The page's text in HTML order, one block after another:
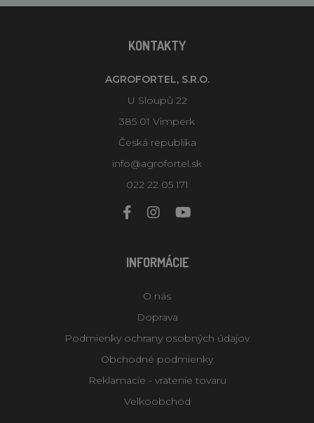
KONTAKTY
AGROFORTEL, S.R.O.
U Sloupů 22
385 01 Vimperk
Česká republika
info@agrofortel.sk
022 22 05 171
INFORMÁCIE
O nás
Doprava
Podmienky ochrany osobných údajov
Obchodné podmienky
Reklamacie - vratenie tovaru
Velkoobchod